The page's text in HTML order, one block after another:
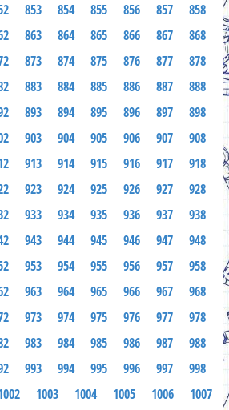
853 854 855 856 857
858
863 864 865 866 867
868
873 874 875 876 877
878
883 884 885 886 887
888
893 894 895 896 897
898
903 904 905 906 907
908
913 914 915 916 917
918
923 924 925 926 927
928
933 934 935 936 937
938
943 944 945 946 947
948
953 954 955 956 957
958
963 964 965 966 967
968
973 974 975 976 977
978
983 984 985 986 987
988
993 994 995 996 997
998
1003 1004 1005 1006
1007